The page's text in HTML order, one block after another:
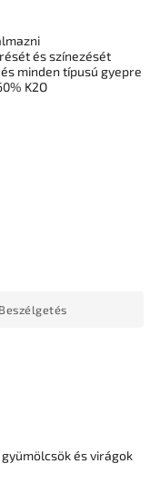
és színezését
minden típusú gyepre
K2O
Beszélgetés
és virágok